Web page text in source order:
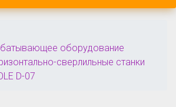
оборудование
сверлильные станки
D-07